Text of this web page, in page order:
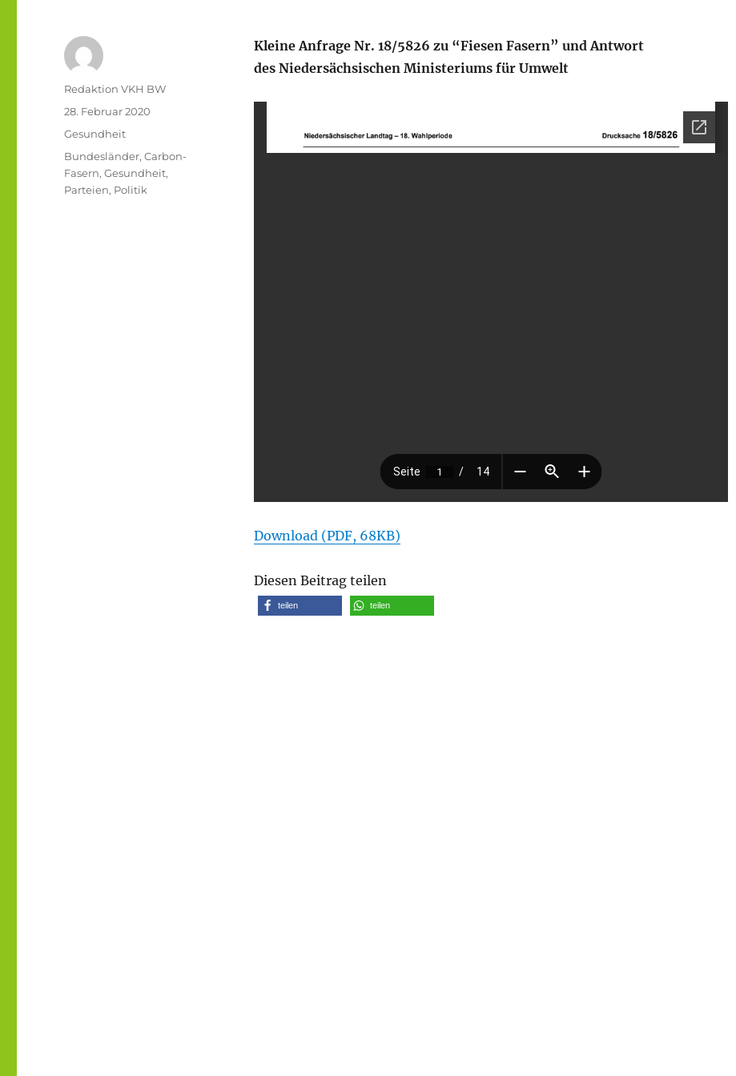
Kleine Anfrage Nr. 18/5826 zu “Fiesen Fasern” und Antwort
des Niedersächsischen Ministeriums für Umwelt
Download (PDF, 68KB)
Diesen Beitrag teilen
teilen teilen
Autor
Redaktion VKH BW
Veröffentlicht
28. Februar 2020
Kategorien
Gesundheit
Schlagwörter
Bundesländer,Carbon-
Fasern,Gesundheit,
Parteien, Politik